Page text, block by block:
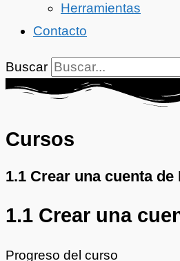
Herramientas
Contacto
Buscar
Cursos
1.1 Crear una cuenta de
1.1 Crear una
Progreso del curso